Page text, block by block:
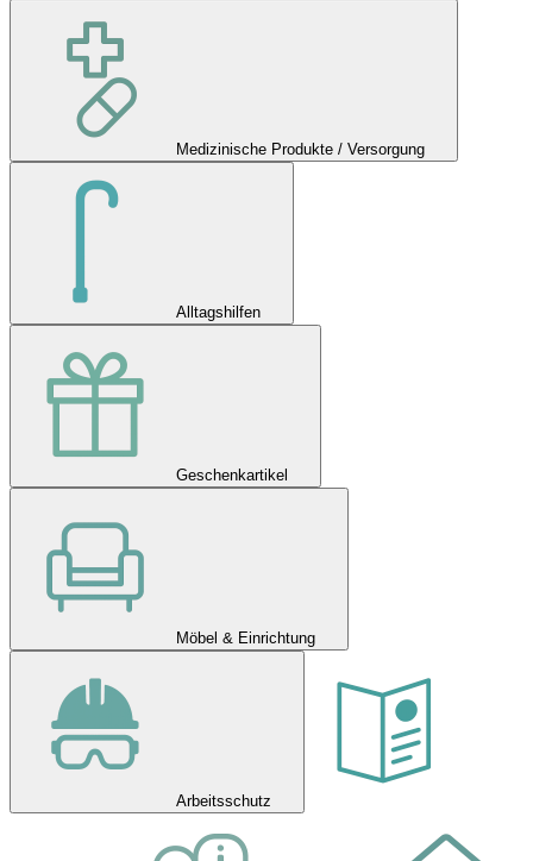
Medizinische Produkte / Versorgung
Alltagshilfen
Geschenkartikel
Möbel & Einrichtung
Arbeitsschutz